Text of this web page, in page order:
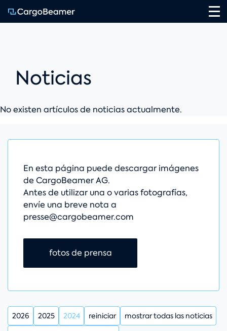
Noticias
No existen artículos de noticias actualmente.
En esta página puede descargar imágenes
de CargoBeamer AG.
Antes de utilizar una o varias fotografías,
envíe una breve nota a
presse@cargobeamer.com
Saltar navegación
fotos de prensa
2026 2025 2024 reiniciar mostrar todas las noticias